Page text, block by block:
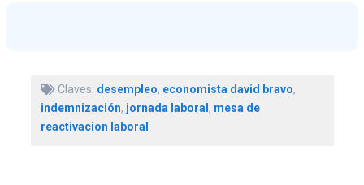
Claves: desempleo, economista david bravo,
indemnización, jornada laboral , mesa de
reactivacion laboral